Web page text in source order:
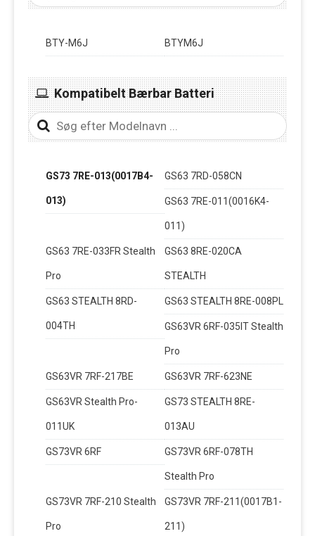
BTY-M6J BTYM6J
Kompatibelt Bærbar Batteri
GS73 7RE-013(0017B4-
013)
GS63 7RD-058CN
GS63 7RE-011(0016K4-
011)
GS63 7RE-033FR Stealth
Pro
GS63 8RE-020CA
STEALTH
GS63 STEALTH 8RD-
004TH
GS63 STEALTH 8RE-008PL
GS63VR 6RF-035IT Stealth
Pro
GS63VR 7RF-217BE GS63VR 7RF-623NE
GS63VR Stealth Pro-
011UK
GS73 STEALTH 8RE-
013AU
GS73VR 6RF GS73VR 6RF-078TH
Stealth Pro
GS73VR 7RF-210 Stealth
Pro
GS73VR 7RF-211(0017B1-
211)